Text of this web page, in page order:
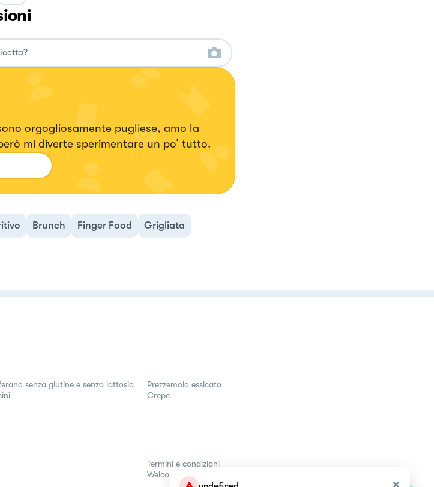
orgogliosamente pugliese, amo la
mi diverte sperimentare un po’ tutto.
Brunch Finger Food Grigliata
senza glutine e senza lattosio
Prezzemolo essicato
Crepe
Termini e condizioni
Welcome